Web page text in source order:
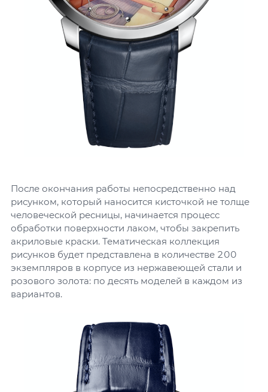
После окончания работы непосредственно над
рисунком, который наносится кисточкой не толще
человеческой ресницы, начинается процесс
обработки поверхности лаком, чтобы закрепить
акриловые краски. Тематическая коллекция
рисунков будет представлена в количестве 200
экземпляров в корпусе из нержавеющей стали и
розового золота: по десять моделей в каждом из
вариантов.